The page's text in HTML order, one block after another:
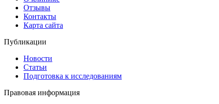
Отзывы
Контакты
Карта сайта
Публикации
Новости
Статьи
Подготовка к исследованиям
Правовая информация